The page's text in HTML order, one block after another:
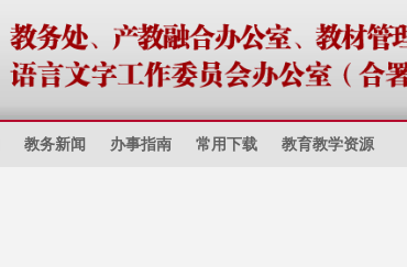
教务新闻 办事指南 常用下载 教育教学资源